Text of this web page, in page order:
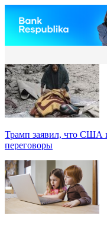
Трамп заявил, что США
переговоры